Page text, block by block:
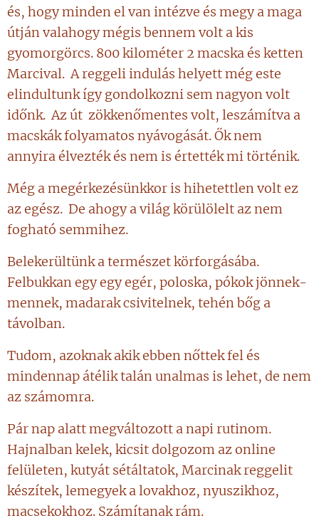
és, hogy minden el van intézve és megy a maga
útján valahogy mégis bennem volt a kis
gyomorgörcs. 800 kilométer 2 macska és ketten
Marcival. A reggeli indulás helyett még este
elindultunk így gondolkozni sem nagyon volt
időnk. Az út zökkenőmentes volt, leszámítva a
macskák folyamatos nyávogását. Ők nem
annyira élvezték és nem is értették mi történik.
Még a megérkezésünkkor is hihetettlen volt ez
az egész. De ahogy a világ körülölelt az nem
fogható semmihez.
Belekerültünk a természet körforgásába.
Felbukkan egy egy egér, poloska, pókok jönnek-
mennek, madarak csivitelnek, tehén bőg a
távolban.
Tudom, azoknak akik ebben nőttek fel és
mindennap átélik talán unalmas is lehet, de nem
az számomra.
Pár nap alatt megváltozott a napi rutinom.
Hajnalban kelek, kicsit dolgozom az online
felületen, kutyát sétáltatok, Marcinak reggelit
készítek, lemegyek a lovakhoz, nyuszikhoz,
macsekokhoz. Számítanak rám.